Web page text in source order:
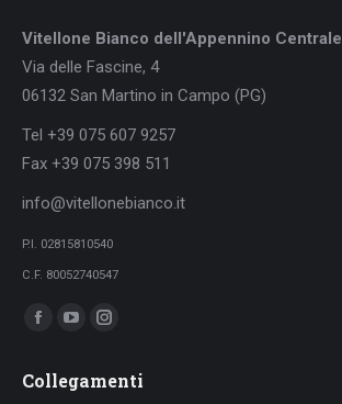
Vitellone Bianco dell'Appennino Centrale
Via delle Fascine, 4
06132 San Martino in Campo (PG)
Tel +39 075 607 9257
Fax +39 075 398 511
info@vitellonebianco.it
P.I. 02815810540
C.F. 80052740547
Ci puoi trovare su:
Facebook
opens
YouTube
opens
Instagram
opens
Collegamenti